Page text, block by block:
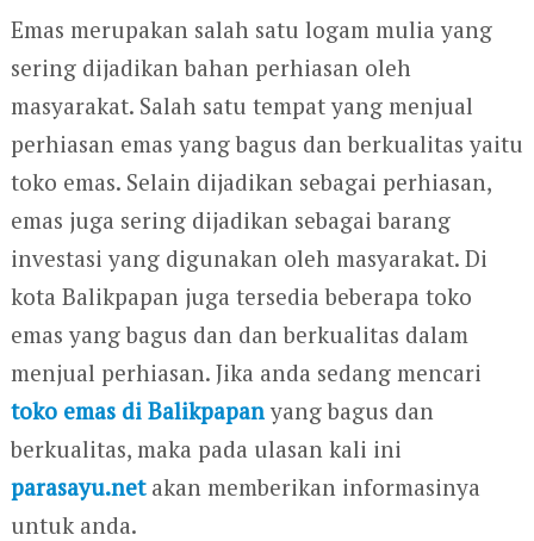
Emas merupakan salah satu logam mulia yang
sering dijadikan bahan perhiasan oleh
masyarakat. Salah satu tempat yang menjual
perhiasan emas yang bagus dan berkualitas yaitu
toko emas. Selain dijadikan sebagai perhiasan,
emas juga sering dijadikan sebagai barang
investasi yang digunakan oleh masyarakat. Di
kota Balikpapan juga tersedia beberapa toko
emas yang bagus dan dan berkualitas dalam
menjual perhiasan. Jika anda sedang mencari
toko emas di Balikpapanyang bagus dan
berkualitas, maka pada ulasan kali ini
parasayu.netakan memberikan informasinya
untuk anda.